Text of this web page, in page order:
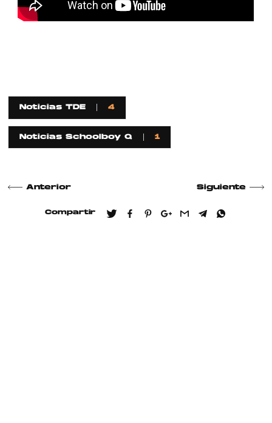
Noticias TDE 4
Noticias Schoolboy Q 1
Anterior Siguiente
Compartir